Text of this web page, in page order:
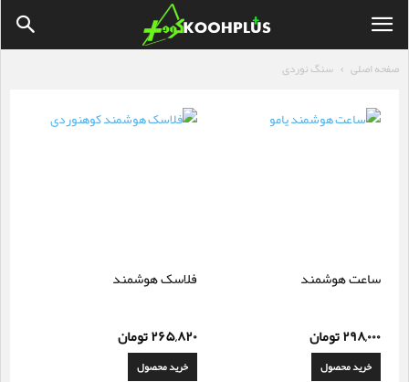
صفحه اصلی سنگ نوردی
ساعت هوشمند
۲۹۸,۰۰۰تومان
خرید محصول
فلاسک هوشمند
۲۶۵,۸۲۰تومان
خرید محصول